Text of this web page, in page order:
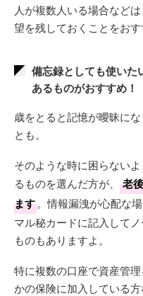
人が複数人いる場合など
望を残しておくことをおす
備忘録としても使いた
あるものがおすすめ！
歳をとると記憶が曖昧に
とも。
そのような時に困らない
るものを選んだ方が、
老
ます。情報漏洩が心配な
マル秘カードに記入して
ものもありますよ。
特に複数の口座で資産管
かの保険に加入している